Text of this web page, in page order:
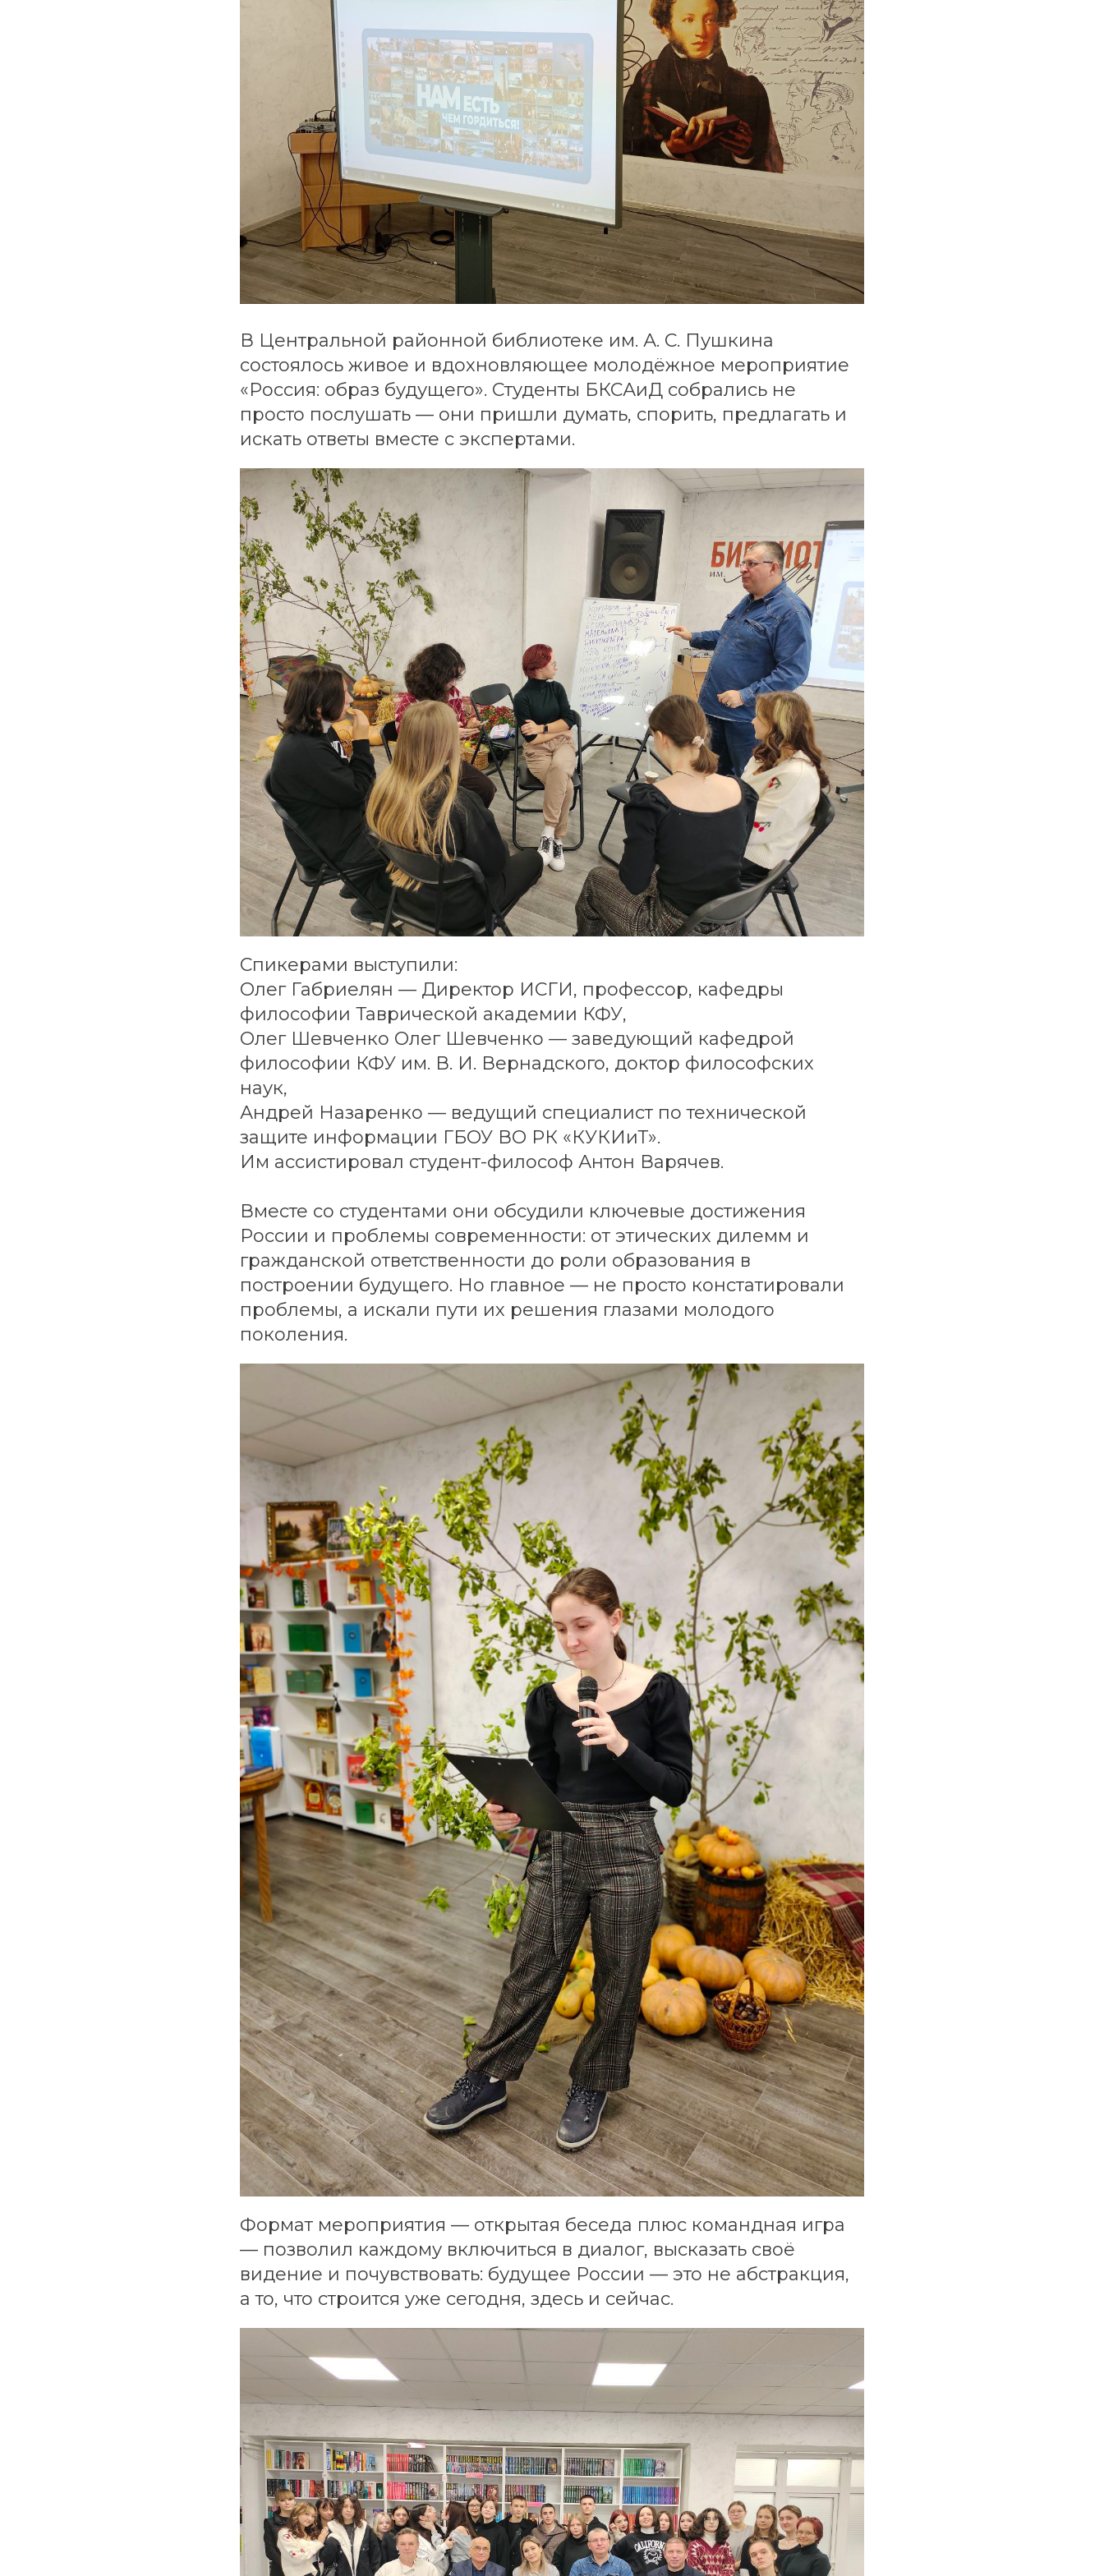
В Центральной районной библиотеке им. А. С. Пушкина
состоялось живое и вдохновляющее молодёжное мероприятие
«Россия: образ будущего». Студенты БКСАиД собрались не
просто послушать — они пришли думать, спорить, предлагать и
искать ответы вместе с экспертами.
Спикерами выступили:
Олег Габриелян — Директор ИСГИ, профессор, кафедры
философии Таврической академии КФУ,
Олег Шевченко Олег Шевченко — заведующий кафедрой
философии КФУ им. В. И. Вернадского, доктор философских
наук,
Андрей Назаренко — ведущий специалист по технической
защите информации ГБОУ ВО РК «КУКИиТ».
Им ассистировал студент-философ Антон Варячев.
Вместе со студентами они обсудили ключевые достижения
России и проблемы современности: от этических дилемм и
гражданской ответственности до роли образования в
построении будущего. Но главное — не просто констатировали
проблемы, а искали пути их решения глазами молодого
поколения.
Формат мероприятия — открытая беседа плюс командная игра
— позволил каждому включиться в диалог, высказать своё
видение и почувствовать: будущее России — это не абстракция,
а то, что строится уже сегодня, здесь и сейчас.